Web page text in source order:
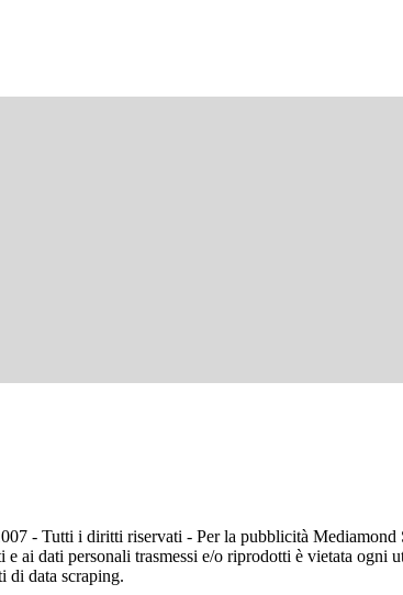
- Tutti i diritti riservati - Per la pubblicità
e ai dati personali trasmessi e/o riprodotti è vietata ogni
di data scraping.